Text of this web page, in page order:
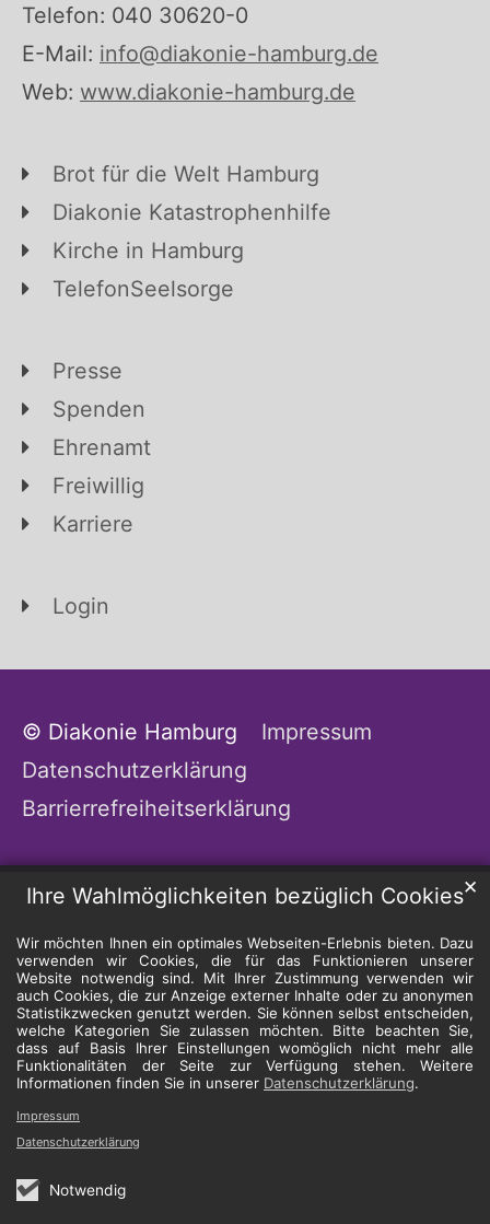
Ihre Wahlmöglichkeiten bezüglich Cookies
Wir möchten Ihnen ein optimales Webseiten-Erlebnis bieten. Dazu
verwenden wir Cookies, die für das Funktionieren unserer
Website notwendig sind. Mit Ihrer Zustimmung verwenden wir
auch Cookies, die zur Anzeige externer Inhalte oder zu anonymen
Statistikzwecken genutzt werden. Sie können selbst entscheiden,
welche Kategorien Sie zulassen möchten. Bitte beachten Sie,
dass auf Basis Ihrer Einstellungen womöglich nicht mehr alle
Funktionalitäten der Seite zur Verfügung stehen. Weitere
Informationen finden Sie in unserer Datenschutzerklärung.
Notwendig
✕
Impressum
Datenschutzerklärung
Telefon: 040 30620-0
E-Mail: info@diakonie-hamburg.de
Web: www.diakonie-hamburg.de
Brot für die Welt Hamburg
Diakonie Katastrophenhilfe
Kirche in Hamburg
TelefonSeelsorge
Presse
Spenden
Ehrenamt
Freiwillig
Karriere
Login
© Diakonie Hamburg
Impressum
Datenschutzerklärung
Barrierrefreiheitserklärung